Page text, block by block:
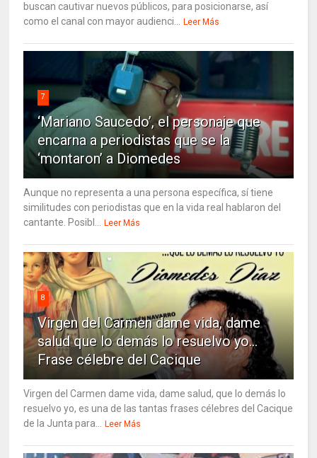
buscan cautivar nuevos públicos, para posicionarse, así
como el canal con mayor audienci... Leer Más
7
‘Mariano Saucedo’, el personaje que
encarna a periodistas que se la
‘montaron’ a Diomedes
Aunque no representa a una persona específica, sí tiene
similitudes con periodistas que en la vida real hablaron del
cantante. Posibl... Leer Más
8
Virgen del Carmen dame vida, dame
salud que lo demás lo resuelvo yo…
Frase célebre del Cacique
Virgen del Carmen dame vida, dame salud, que lo demás lo
resuelvo yo, es una de las tantas frases célebres del Cacique
de la Junta para... Leer Más